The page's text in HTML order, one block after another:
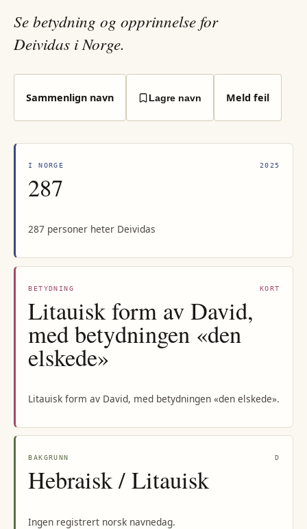
Se betydning og opprinnelse for
Deividas i Norge.
Sammenlign navn Lagre navn Meld feil
I NORGE 2025
287
287 personer heter Deividas
BETYDNING KORT
Litauisk form av David,
med betydningen «den
elskede»
Litauisk form av David, med betydningen «den elskede».
BAKGRUNN D
Hebraisk / Litauisk
Ingen registrert norsk navnedag.